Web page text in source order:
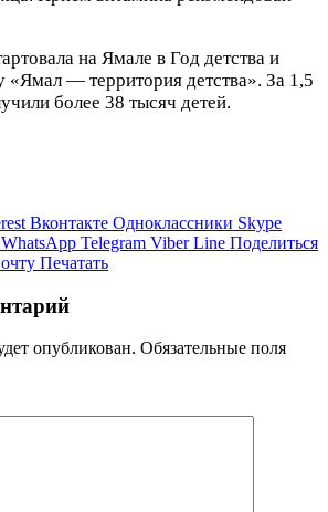
на Ямале в Год детства и
«Ямал — территория детства». За 1,5
более 38 тысяч детей.
Вконтакте Одноклассники Skype
WhatsApp Telegram Viber Line Поделиться
Печатать
опубликован. Обязательные поля